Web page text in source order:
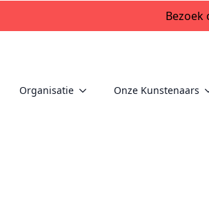
Bezoek
Organisatie Onze Kunstenaars